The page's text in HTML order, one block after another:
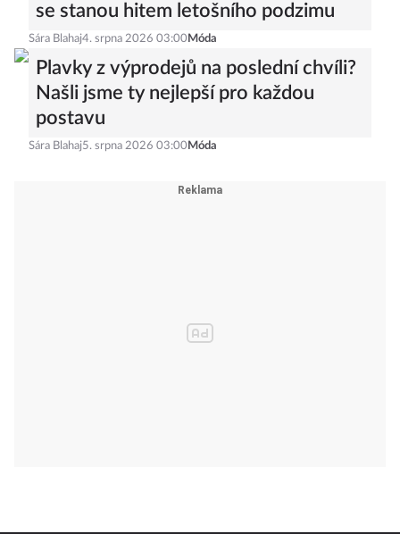
se stanou hitem letošního podzimu
Sára Blahaj4. srpna 2026 03:00 Móda
Plavky z výprodejů na poslední chvíli?
Našli jsme ty nejlepší pro každou
postavu
Sára Blahaj5. srpna 2026 03:00 Móda